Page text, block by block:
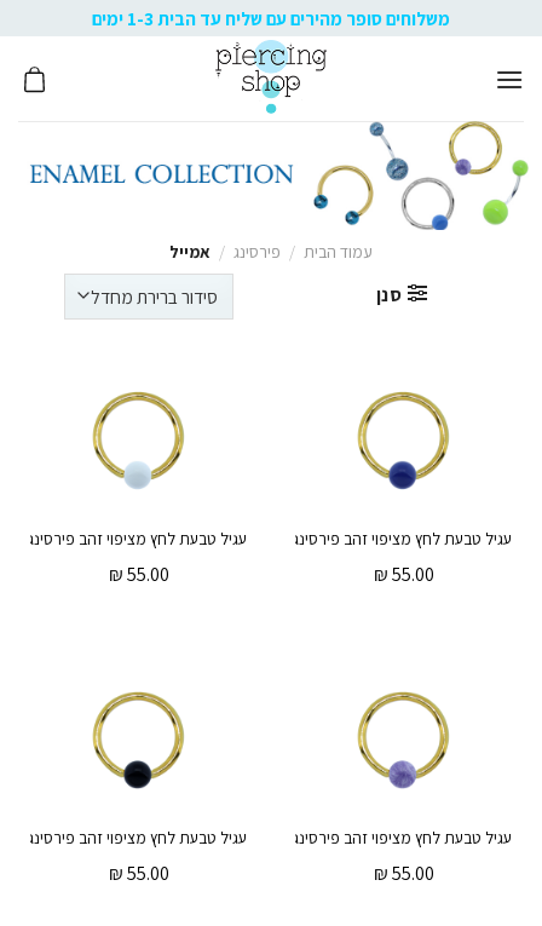
to
content
משלוחים סופר מהירים עם שליח עד הבית 1-3 ימים
עמוד הבית / פירסינג / אמייל
סנן
55.00
₪
55.00
₪
55.00
₪
55.00
₪